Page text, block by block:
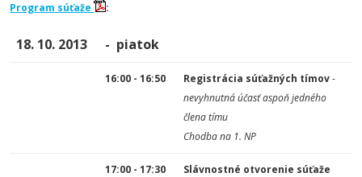
Program súťaže :
18. 10. 2013 - piatok
16:00 - 16:50 Registrácia súťažných tímov-
nevyhnutná účasť aspoň jedného
člena tímu
Chodba na 1. NP
17:00 - 17:30
Slávnostné otvorenie súťaže